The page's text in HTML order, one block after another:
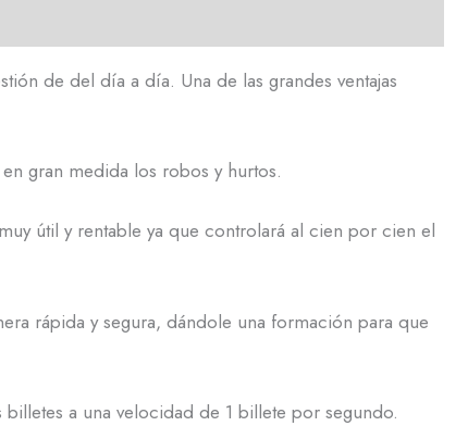
de del día a día. Una de las grandes ventajas
gran medida los robos y hurtos.
útil y rentable ya que controlará al cien por cien el
rápida y segura, dándole una formación para que
a una velocidad de 1 billete por segundo.